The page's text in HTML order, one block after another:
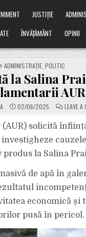
JUSTIȚIE
ÎNVĂȚĂMÂNT OPINII
POSTED
IN
ADMINISTRAȚIE ,POLITIC
la Salina
AUR
02/06/2025 LEAVE A
solicită
la Salina
de apă în
economică și
pusă în pericol.